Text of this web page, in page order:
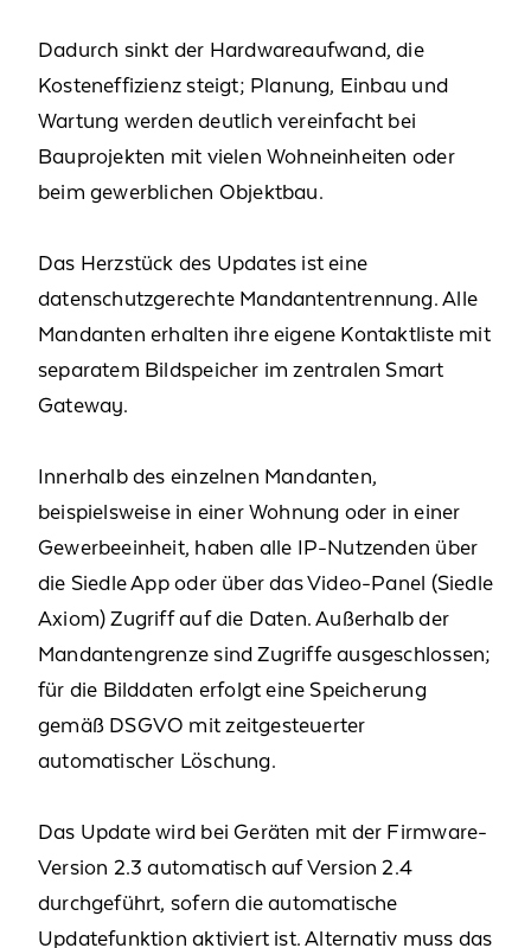
Dadurch sinkt der Hardwareaufwand, die
Kosteneffizienz steigt; Planung, Einbau und
Wartung werden deutlich vereinfacht bei
Bauprojekten mit vielen Wohneinheiten oder
beim gewerblichen Objektbau.
Das Herzstück des Updates ist eine
datenschutzgerechte Mandantentrennung. Alle
Mandanten erhalten ihre eigene Kontaktliste mit
separatem Bildspeicher im zentralen Smart
Gateway.
Innerhalb des einzelnen Mandanten,
beispielsweise in einer Wohnung oder in einer
Gewerbeeinheit, haben alle IP-Nutzenden über
die Siedle App oder über das Video-Panel (Siedle
Axiom) Zugriff auf die Daten. Außerhalb der
Mandantengrenze sind Zugriffe ausgeschlossen;
für die Bilddaten erfolgt eine Speicherung
gemäß DSGVO mit zeitgesteuerter
automatischer Löschung.
Das Update wird bei Geräten mit der Firmware-
Version 2.3 automatisch auf Version 2.4
durchgeführt, sofern die automatische
Updatefunktion aktiviert ist. Alternativ muss das